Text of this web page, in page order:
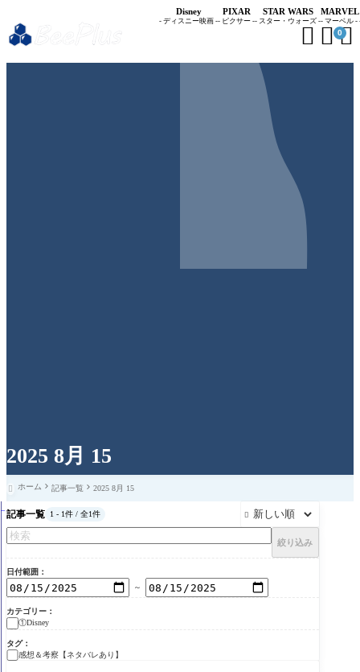
2025 8月 15
Disney
- ディスニー映画 -
PIXAR
- ピクサー -
STAR WARS
- スター・ウォーズ -
MARVEL
- マーベル -
  0
 ホーム 記事一覧 2025 8月 15
記事一覧 1 - 1件 / 全1件 
絞り込み
日付範囲
～
カテゴリー
①Disney
タグ
感想＆考察【ネタバレあり】
①Disney